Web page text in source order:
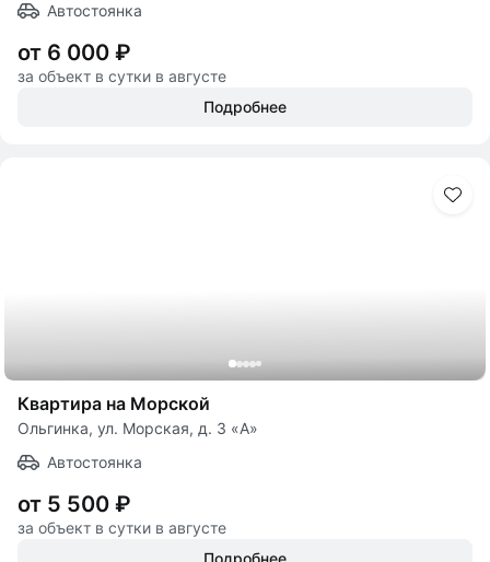
Автостоянка
от 6 000 ₽
за объект в сутки в августе
Подробнее
Квартира на Морской
Ольгинка, ул. Морская, д. 3 «А»
Автостоянка
от 5 500 ₽
за объект в сутки в августе
Подробнее